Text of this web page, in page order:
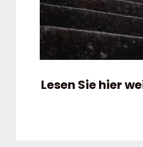
Lesen Sie hier